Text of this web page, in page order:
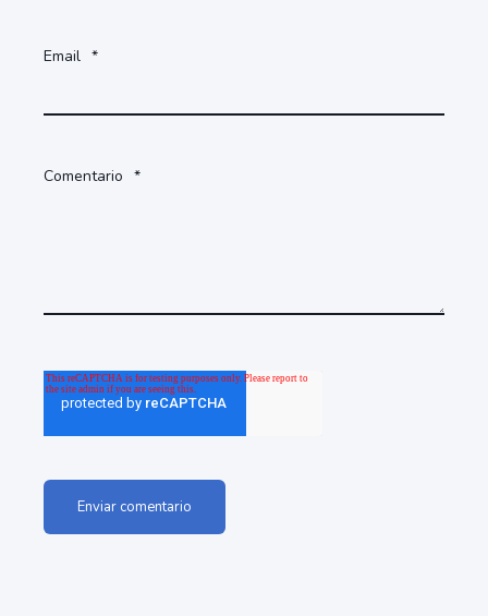
Email *
Comentario *